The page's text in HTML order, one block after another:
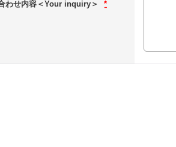
わせ内容＜Your inquiry＞ *